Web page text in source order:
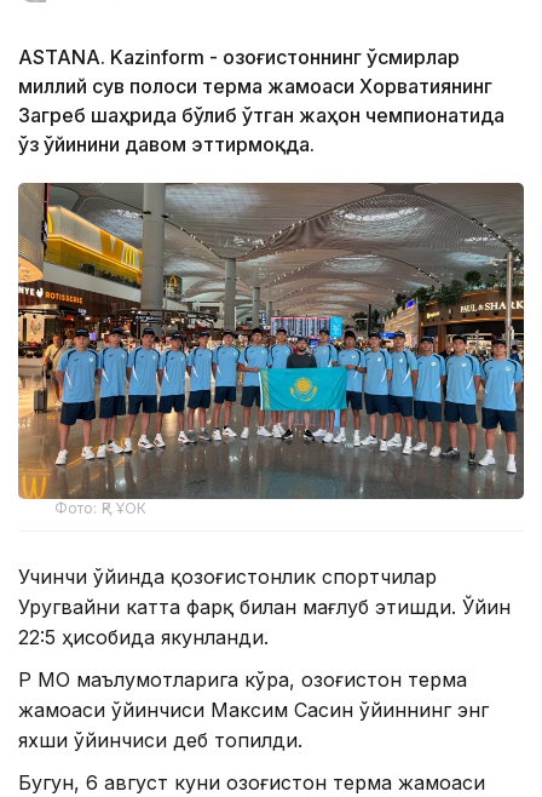
ASTANA. Kazinform - Қозоғистоннинг ўсмирлар
миллий сув полоси терма жамоаси Хорватиянинг
Загреб шаҳрида бўлиб ўтган жаҳон чемпионатида
ўз ўйинини давом эттирмоқда.
Фото: ҚР ҰОК
Учинчи ўйинда қозоғистонлик спортчилар
Уругвайни катта фарқ билан мағлуб этишди. Ўйин
22:5 ҳисобида якунланди.
ҚР МОҚ маълумотларига кўра, Қозоғистон терма
жамоаси ўйинчиси Максим Сасин ўйиннинг энг
яхши ўйинчиси деб топилди.
Бугун, 6 август куни Қозоғистон терма жамоаси